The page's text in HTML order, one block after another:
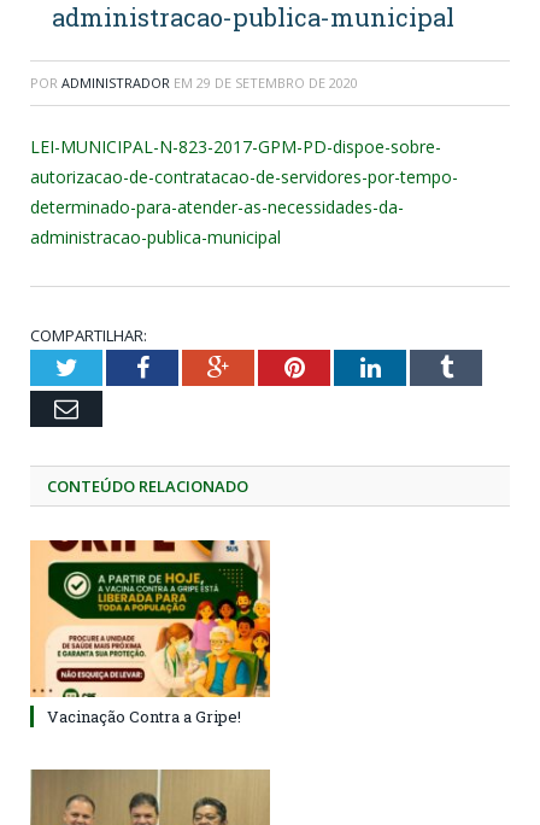
administracao-publica-municipal
POR ADMINISTRADOR EM 29 DE SETEMBRO DE 2020
LEI-MUNICIPAL-N-823-2017-GPM-PD-dispoe-sobre-
autorizacao-de-contratacao-de-servidores-por-tempo-
determinado-para-atender-as-necessidades-da-
administracao-publica-municipal
COMPARTILHAR:
TwitterFacebookGoogle+PinterestLinkedInTumblr
Email
CONTEÚDO RELACIONADO
Vacinação Contra a Gripe!